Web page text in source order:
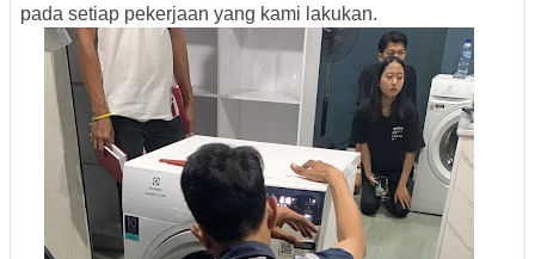
pada setiap pekerjaan yang kami lakukan.